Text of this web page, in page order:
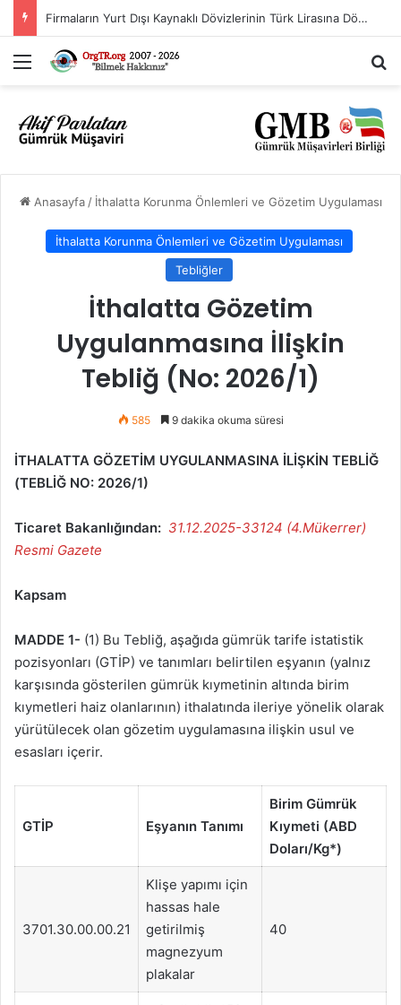
Firmaların Yurt Dışı Kaynaklı Dövizlerinin Türk Lirasına Dönüşümünün Desteklenmesi Hakkında Tebliğ (Sayı: 2023/5)’de Değişiklik Yapılmasına Dair Tebliğ (Sayı: 2026/11)
Menü
Anasayfa / İthalatta Korunma Önlemleri ve Gözetim Uygulaması
İthalatta Korunma Önlemleri ve Gözetim Uygulaması
Tebliğler
İthalatta Gözetim
Uygulanmasına İlişkin
Tebliğ (No: 2026/1)
585 9 dakika okuma süresi
İTHALATTA GÖZETİM UYGULANMASINA İLİŞKİN TEBLİĞ
(TEBLİĞ NO: 2026/1)
Ticaret Bakanlığından: 31.12.2025-33124 (4.Mükerrer)
Resmi Gazete
Kapsam
MADDE 1- (1) Bu Tebliğ, aşağıda gümrük tarife istatistik
pozisyonları (GTİP) ve tanımları belirtilen eşyanın (yalnız
karşısında gösterilen gümrük kıymetinin altında birim
kıymetleri haiz olanlarının) ithalatında ileriye yönelik olarak
yürütülecek olan gözetim uygulamasına ilişkin usul ve
esasları içerir.
GTİP Eşyanın Tanımı
Birim Gümrük
Kıymeti (ABD
Doları/Kg*)
3701.30.00.00.21
Klişe yapımı için
hassas hale
getirilmiş
magnezyum
plakalar
40